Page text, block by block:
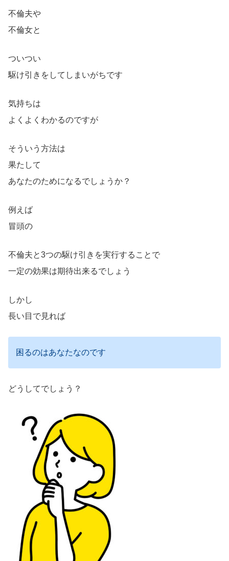
不倫夫や
不倫女と
ついつい
駆け引きをしてしまいがちです
気持ちは
よくよくわかるのですが
そういう方法は
果たして
あなたのためになるでしょうか？
例えば
冒頭の
不倫夫と3つの駆け引きを実行することで
一定の効果は期待出来るでしょう
しかし
長い目で見れば
困るのはあなたなのです
どうしてでしょう？